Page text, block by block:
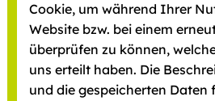
Cookie, um während Ihrer
Website bzw. bei einem
überprüfen zu können,
uns erteilt haben. Die
und die gespeicherten Daten